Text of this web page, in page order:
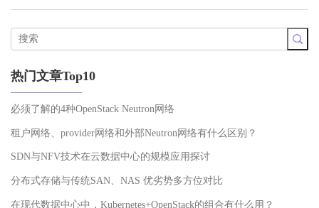
热门文章Top10
必须了解的4种OpenStack Neutron网络
租户网络、provider网络和外部Neutron网络有什么区别？
SDN与NFV技术在云数据中心的规模应用探讨
分布式存储与传统SAN、NAS 优劣势多方位对比
在现代数据中心中，Kubernetes+OpenStack的组合有什么用？